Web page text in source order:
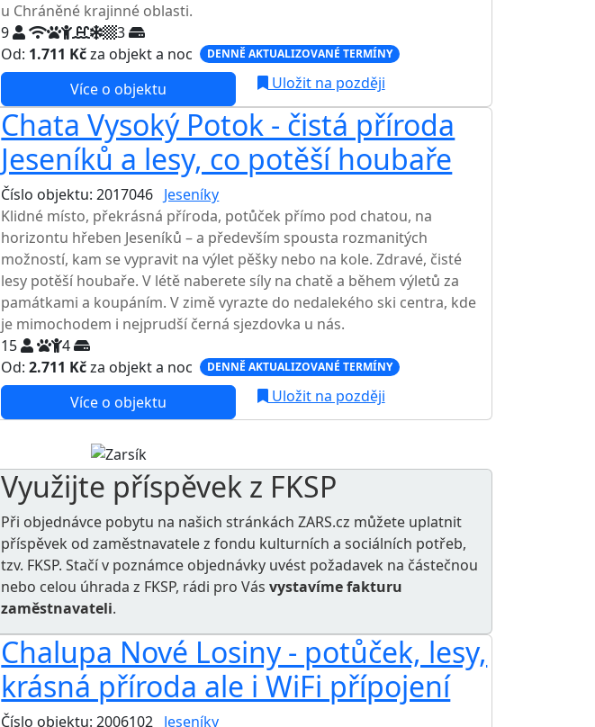
u Chráněné krajinné oblasti.
9
3
Od: 1.711 Kčza objekt a noc DENNĚ AKTUALIZOVANÉ TERMÍNY
Více o objektu Uložit na později
Chata Vysoký Potok - čistá příroda
Jeseníků a lesy, co potěší houbaře
Číslo objektu: 2017046 Jeseníky
Klidné místo, překrásná příroda, potůček přímo pod chatou, na
horizontu hřeben Jeseníků – a především spousta rozmanitých
možností, kam se vypravit na výlet pěšky nebo na kole. Zdravé, čisté
lesy potěší houbaře. V létě naberete síly na chatě a během výletů za
památkami a koupáním. V zimě vyrazte do nedalekého ski centra, kde
je mimochodem i nejprudší černá sjezdovka u nás.
15
4
Od:2.711 Kčza objekt a noc DENNĚ AKTUALIZOVANÉ TERMÍNY
Více o objektu Uložit na později
Využijte příspěvek z FKSP
Při objednávce pobytu na našich stránkách ZARS.cz můžete uplatnit
příspěvek od zaměstnavatele zfondu kulturních a sociálních potřeb,
tzv. FKSP. Stačí v poznámce objednávky uvést požadavek na částečnou
nebo celou úhrada z FKSP, rádi pro Vásvystavíme fakturu
zaměstnavateli.
Chalupa Nové Losiny - potůček, lesy,
krásná příroda ale i WiFi přípojení
Číslo objektu: 2006102 Jeseníky